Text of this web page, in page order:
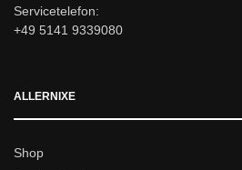
Servicetelefon:
+49 5141 9339080
ALLERNIXE
Shop